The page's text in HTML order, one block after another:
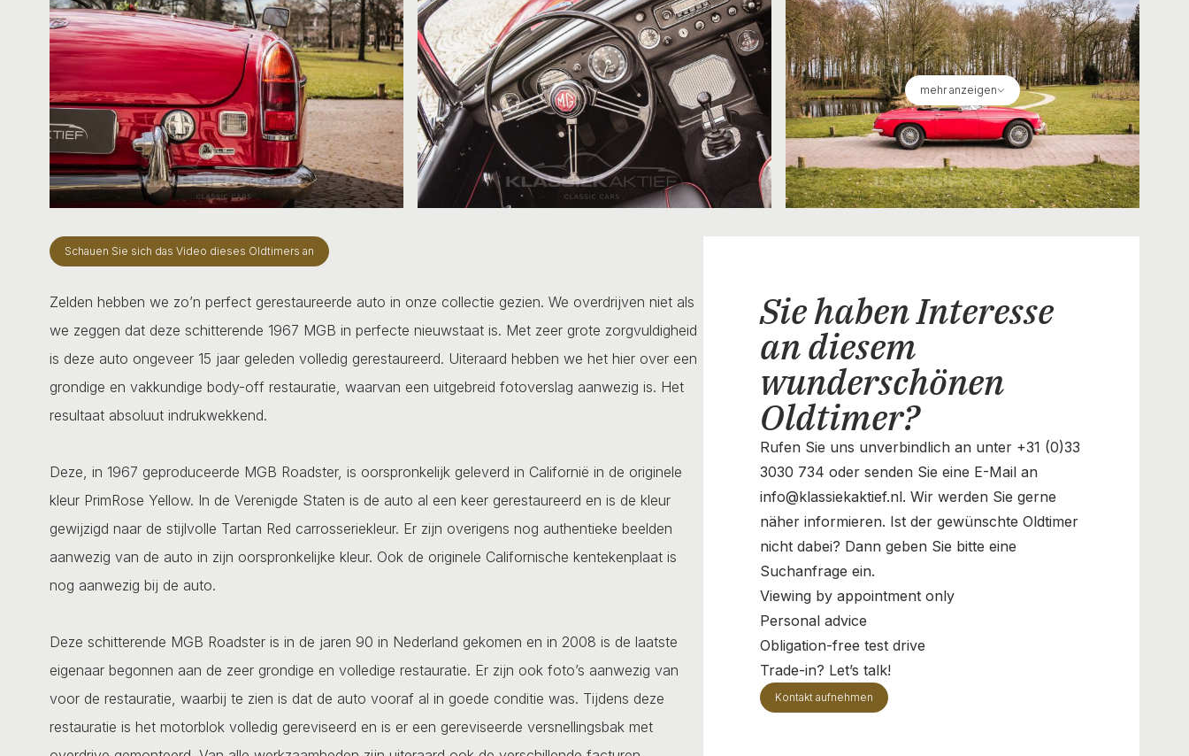
mehr anzeigen
Schauen Sie sich das Video dieses Oldtimers an
Zelden hebben we zo’n perfect gerestaureerde auto in onze collectie gezien. We overdrijven niet als
we zeggen dat deze schitterende 1967 MGB in perfecte nieuwstaat is. Met zeer grote zorgvuldigheid
is deze auto ongeveer 15 jaar geleden volledig gerestaureerd. Uiteraard hebben we het hier over een
grondige en vakkundige body-off restauratie, waarvan een uitgebreid fotoverslag aanwezig is. Het
resultaat absoluut indrukwekkend.
Deze, in 1967 geproduceerde MGB Roadster, is oorspronkelijk geleverd in Californië in de originele
kleur PrimRose Yellow. In de Verenigde Staten is de auto al een keer gerestaureerd en is de kleur
gewijzigd naar de stijlvolle Tartan Red carrosseriekleur. Er zijn overigens nog authentieke beelden
aanwezig van de auto in zijn oorspronkelijke kleur. Ook de originele Californische kentekenplaat is
nog aanwezig bij de auto.
Deze schitterende MGB Roadster is in de jaren 90 in Nederland gekomen en in 2008 is de laatste
eigenaar begonnen aan de zeer grondige en volledige restauratie. Er zijn ook foto’s aanwezig van
voor de restauratie, waarbij te zien is dat de auto vooraf al in goede conditie was. Tijdens deze
restauratie is het motorblok volledig gereviseerd en is er een gereviseerde versnellingsbak met
Sie haben Interesse
an diesem
wunderschönen
Oldtimer?
Rufen Sie uns unverbindlich an unter +31 (0)33
3030 734 oder senden Sie eine E-Mail an
info@klassiekaktief.nl. Wir werden Sie gerne
näher informieren. Ist der gewünschte Oldtimer
nicht dabei? Dann geben Sie bitte eine
Suchanfrage ein.
Viewing by appointment only
Personal advice
Obligation-free test drive
Trade-in? Let’s talk!
Kontakt aufnehmen